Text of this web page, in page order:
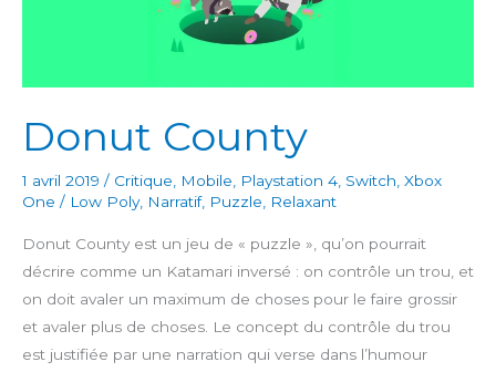
Donut County
1 avril 2019 / Critique Mobile Playstation 4 Switch Xbox
One / Low Poly, Narratif, Puzzle Relaxant
Donut County est un jeu de « puzzle », qu’on pourrait
décrire comme un Katamari inversé : on contrôle un trou, et
on doit avaler un maximum de choses pour le faire grossir
et avaler plus de choses. Le concept du contrôle du trou
est justifiée par une narration qui verse dans l’humour